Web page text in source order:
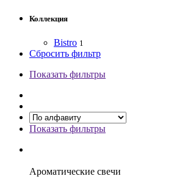
Коллекция
Bistro 1
Сбросить фильтр
Показать фильтры
Показать фильтры
Ароматические свечи